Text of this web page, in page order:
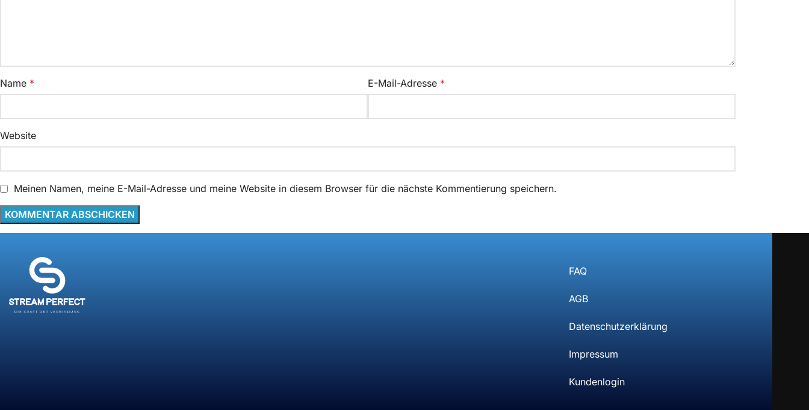
Name * E-Mail-Adresse *
Website
Meinen Namen, meine E-Mail-Adresse und meine Website in diesem Browser für die nächste Kommentierung speichern.
FAQ
AGB
Datenschutzerklärung
Impressum
Kundenlogin